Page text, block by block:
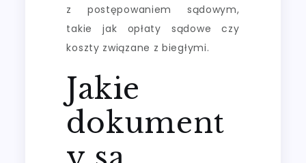
z postępowaniem sądowym,
takie jak opłaty sądowe czy
koszty związane z biegłymi.
Jakie
dokument